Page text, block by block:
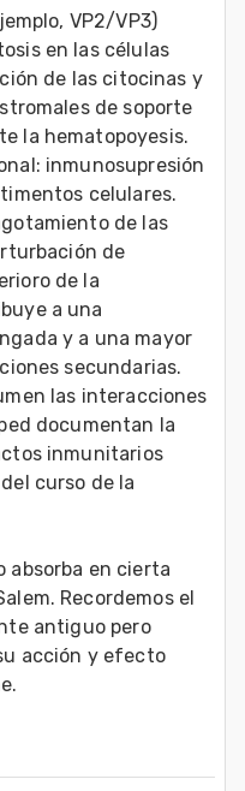
VP2/VP3)
en las células
de las citocinas y
de soporte
la hematopoyesis.
inmunosupresión
celulares.
de las
de
de la
a una
y a una mayor
secundarias.
las interacciones
documentan la
inmunitarios
curso de la
absorba en cierta
Recordemos el
antiguo pero
acción y efecto